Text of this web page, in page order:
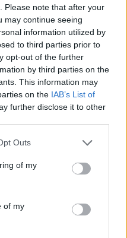
Please note that after your
may continue seeing
information utilized by
to third parties prior to
opt-out of the further
by third parties on the
This information may
on the IAB’s List of
further disclose it to other
uses one or more Google
You may click to
its third-party tags to
purposes in below Google
Outs
of my
of my
του Goody’s Burger
και την υγεία των
για να αισθάνεσαι
στην καλοκαιρινή